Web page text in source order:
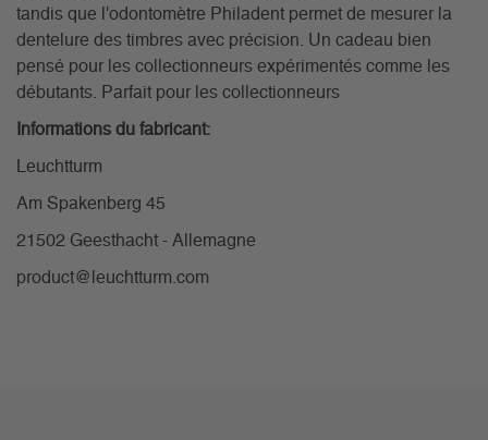
tandis que l'odontomètre Philadent permet de mesurer la
dentelure des timbres avec précision. Un cadeau bien
pensé pour les collectionneurs expérimentés comme les
débutants. Parfait pour les collectionneurs
Informations du fabricant:
Leuchtturm
Am Spakenberg 45
21502 Geesthacht - Allemagne
product@leuchtturm.com